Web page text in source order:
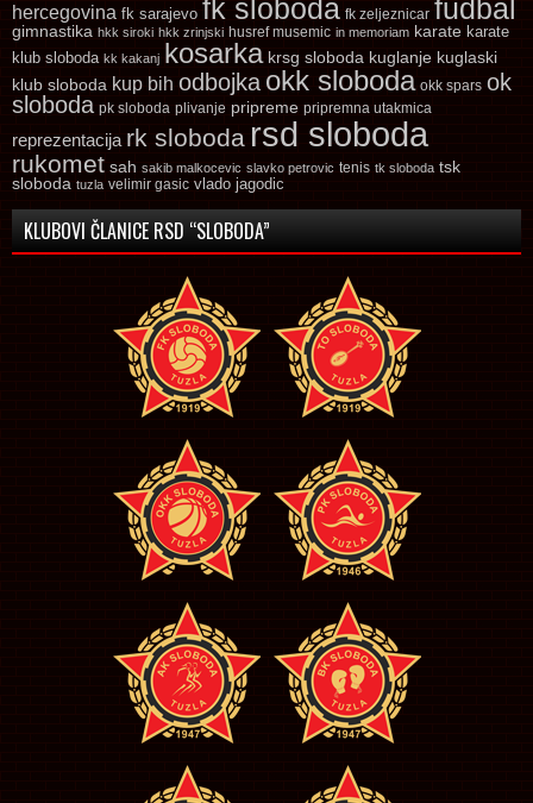
hercegovina fk sarajevo fk sloboda fk zeljeznicar fudbal
gimnastika hkk siroki hkk zrinjski husref musemic in memoriam karate karate
klub sloboda kk kakanj kosarka krsg sloboda kuglanje kuglaski
klub sloboda kup bih odbojka okk sloboda okk spars ok
sloboda pk sloboda plivanje pripreme pripremna utakmica
reprezentacija rk sloboda rsd sloboda
rukomet sah sakib malkocevic slavko petrovic tenis tk sloboda tsk
sloboda tuzla velimir gasic vlado jagodic
KLUBOVI ČLANICE RSD “SLOBODA”